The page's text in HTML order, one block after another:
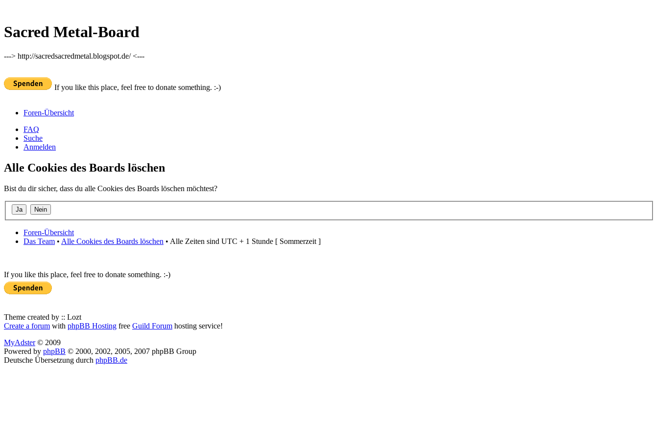
Sacred Metal-Board
---> http://sacredsacredmetal.blogspot.de/ <---
If you like this place, feel free to donate something. :-)
Foren-Übersicht
FAQ
Suche
Anmelden
Alle Cookies des Boards löschen
Bist du dir sicher, dass du alle Cookies des Boards löschen möchtest?
Foren-Übersicht
Das Team • Alle Cookies des Boards löschen • Alle Zeiten sind UTC + 1 Stunde [ Sommerzeit ]
If you like this place, feel free to donate something. :-)
Theme created by :: Lozt
Create a forum with phpBB Hosting free Guild Forum hosting service!
MyAdster© 2009
Powered by phpBB © 2000, 2002, 2005, 2007 phpBB Group
Deutsche Übersetzung durch phpBB.de